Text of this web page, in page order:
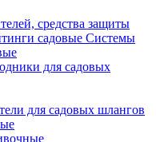
средства защиты
Системы
для садовых
для садовых шлангов